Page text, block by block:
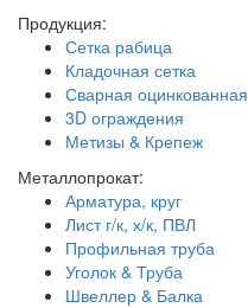
Продукция:
Сетка рабица
Кладочная сетка
Сварная оцинкованная
3D ограждения
Метизы & Крепеж
Металлопрокат:
Арматура, круг
Лист г/к, х/к, ПВЛ
Профильная труба
Уголок & Труба
Швеллер & Балка